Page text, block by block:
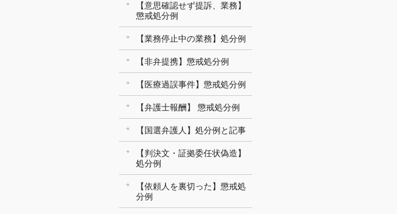
【意思確認せず提訴、業務】
懲戒処分例
【業務停止中の業務】処分例
【非弁提携】懲戒処分例
【医療過誤事件】懲戒処分例
【弁護士報酬】 懲戒処分例
【国選弁護人】処分例と記事
【判決文・証拠委任状偽造】
処分例
【依頼人を裏切った】懲戒処
分例